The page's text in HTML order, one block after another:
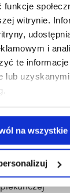
witrynie.
i
te
lub
na wszystkie